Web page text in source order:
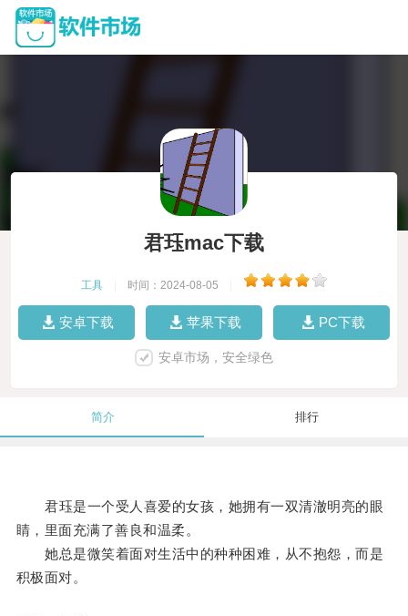
君珏mac下载
工具 时间：2024-08-05
安卓下载 苹果下载 PC下载
安卓市场，安全绿色
简介 排行
君珏是一个受人喜爱的女孩，她拥有一双清澈明亮的眼
睛，里面充满了善良和温柔。
她总是微笑着面对生活中的种种困难，从不抱怨，而是
积极面对。